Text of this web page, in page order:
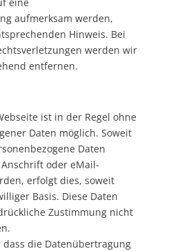
aufmerksam werden,
Hinweis. Bei
werden wir
entfernen.
ist in der Regel ohne
Daten möglich. Soweit
Daten
oder eMail-
erfolgt dies, soweit
Basis. Diese Daten
Zustimmung nicht
die Datenübertragung